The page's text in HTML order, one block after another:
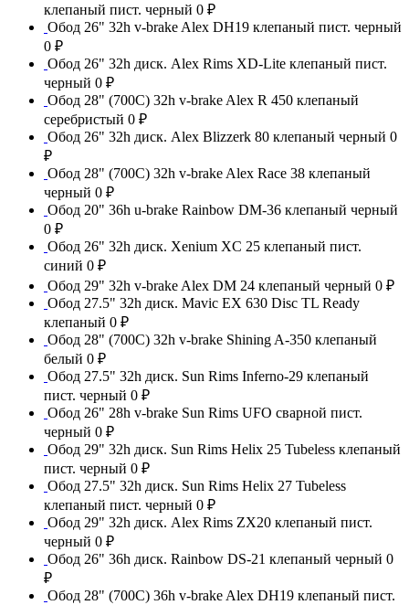
клепаный пист. черный 0 ₽
Обод 26" 32h v-brake Alex DH19 клепаный пист. черный
0 ₽
Обод 26" 32h диск. Alex Rims XD-Lite клепаный пист.
черный 0 ₽
Обод 28" (700С) 32h v-brake Alex R 450 клепаный
серебристый 0 ₽
Обод 26" 32h диск. Alex Blizzerk 80 клепаный черный 0
₽
Обод 28" (700С) 32h v-brake Alex Race 38 клепаный
черный 0 ₽
Обод 20" 36h u-brake Rainbow DM-36 клепаный черный
0 ₽
Обод 26" 32h диск. Xenium XC 25 клепаный пист.
синий 0 ₽
Обод 29" 32h v-brake Alex DM 24 клепаный черный 0 ₽
Обод 27.5" 32h диск. Mavic EX 630 Disc TL Ready
клепаный 0 ₽
Обод 28" (700С) 32h v-brake Shining A-350 клепаный
белый 0 ₽
Обод 27.5" 32h диск. Sun Rims Inferno-29 клепаный
пист. черный 0 ₽
Обод 26" 28h v-brake Sun Rims UFO сварной пист.
черный 0 ₽
Обод 29" 32h диск. Sun Rims Helix 25 Tubeless клепаный
пист. черный 0 ₽
Обод 27.5" 32h диск. Sun Rims Helix 27 Tubeless
клепаный пист. черный 0 ₽
Обод 29" 32h диск. Alex Rims ZX20 клепаный пист.
черный 0 ₽
Обод 26" 36h диск. Rainbow DS-21 клепаный черный 0
₽
Обод 28" (700С) 36h v-brake Alex DH19 клепаный пист.